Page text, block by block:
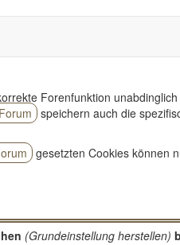
Forenfunktion
speichern auch die
gesetzten Cookies können
(Grundeinstellung herstellen)